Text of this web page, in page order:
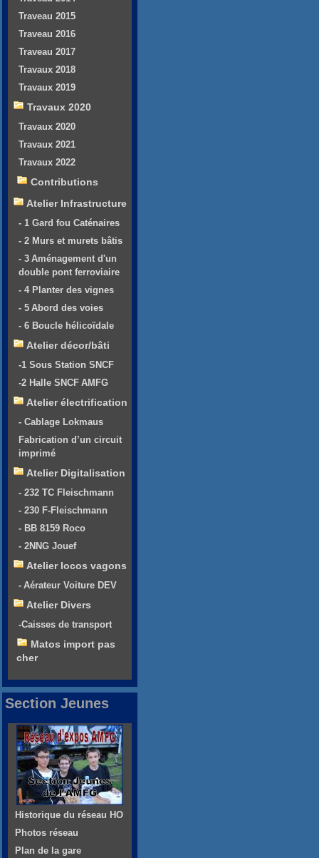
Traveau 2015
Traveau 2016
Traveau 2017
Travaux 2018
Travaux 2019
Travaux 2020
Travaux 2020
Travaux 2021
Travaux 2022
Contributions
Atelier Infrastructure
- 1 Gard fou Caténaires
- 2 Murs et murets bâtis
- 3 Aménagement d'un
double pont ferroviaire
- 4 Planter des vignes
- 5 Abord des voies
- 6 Boucle hélicoïdale
Atelier décor/bâti
-1 Sous Station SNCF
-2 Halle SNCF AMFG
Atelier électrification
- Cablage Lokmaus
Fabrication d’un circuit
imprimé
Atelier Digitalisation
- 232 TC Fleischmann
- 230 F-Fleischmann
- BB 8159 Roco
- 2NNG Jouef
Atelier locos vagons
- Aérateur Voiture DEV
Atelier Divers
-Caisses de transport
Matos import pas
cher
Section Jeunes
Historique du réseau HO
Photos réseau
Plan de la gare